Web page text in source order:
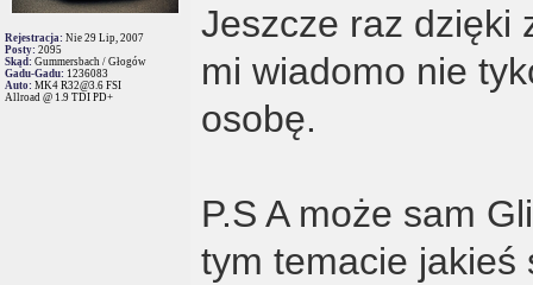
Rejestracja: Nie 29 Lip, 2007
Posty: 2095
Skąd: Gummersbach / Głogów
Gadu-Gadu: 1236083
Auto: MK4 R32@3.6 FSI
Allroad @ 1.9 TDI PD+
Jeszcze raz dzięki
mi wiadomo nie
osobę.
P.S A może sam
tym temacie jakieś